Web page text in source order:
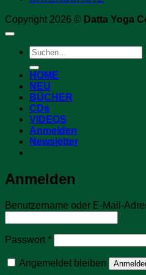
Copyright 2026 © Datta Yoga
Suchen
nach:
HOME
NEU
BÜCHER
CDs
VIDEOS
Anmelden
Newsletter
Anmelden
Benutzername oder E-Mail-
Passwort *Erforderlich
Angemeldet bleiben